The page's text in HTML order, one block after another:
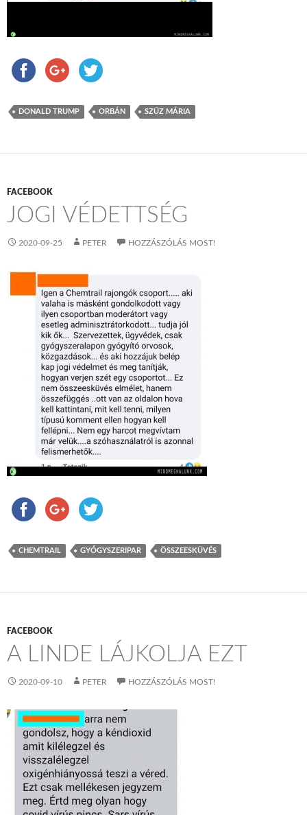
DONALD TRUMP ORBÁN SZŰZ MÁRIA
FACEBOOK
JOGI VÉDETTSÉG
2020-09-25 PETER HOZZÁSZÓLÁS MOST!
CHEMTRAIL GYÓGYSZERIPAR ÖSSZEESKÜVÉS
FACEBOOK
A LINDE LÁJKOLJA EZT
2020-09-10 PETER HOZZÁSZÓLÁS MOST!